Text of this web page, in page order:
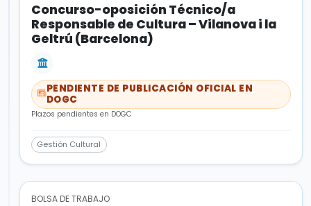
Concurso-oposición Técnico/a
Responsable de Cultura – Vilanova i la
Geltrú (Barcelona)
PENDIENTE DE PUBLICACIÓN OFICIAL EN
DOGC
Plazos pendientes en DOGC
Gestión Cultural
BOLSA DE TRABAJO